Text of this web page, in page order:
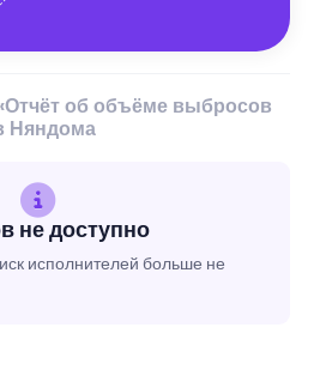
об объёме выбросов
Няндома
не доступно
исполнителей больше не